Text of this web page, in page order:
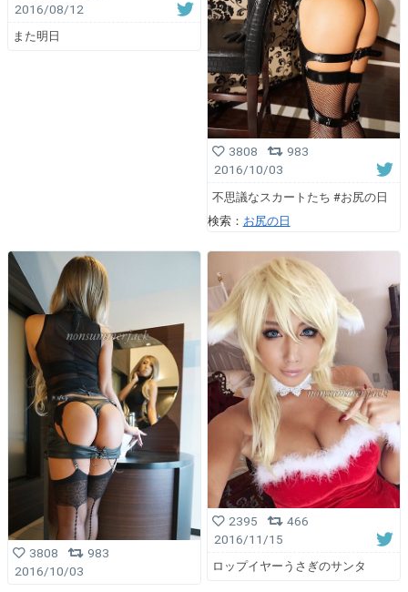
2016/08/12
また明日
3808
983
2016/10/03
不思議なスカートたち #お尻の日
検索： お尻の日
3808
983
2016/10/03
2395
466
2016/11/15
ロップイヤーうさぎのサンタ